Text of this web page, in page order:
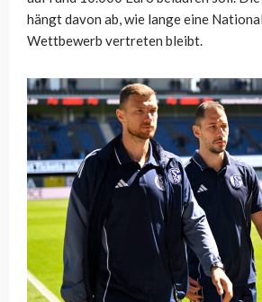
hängt davon ab, wie lange eine
Wettbewerb vertreten bleibt.